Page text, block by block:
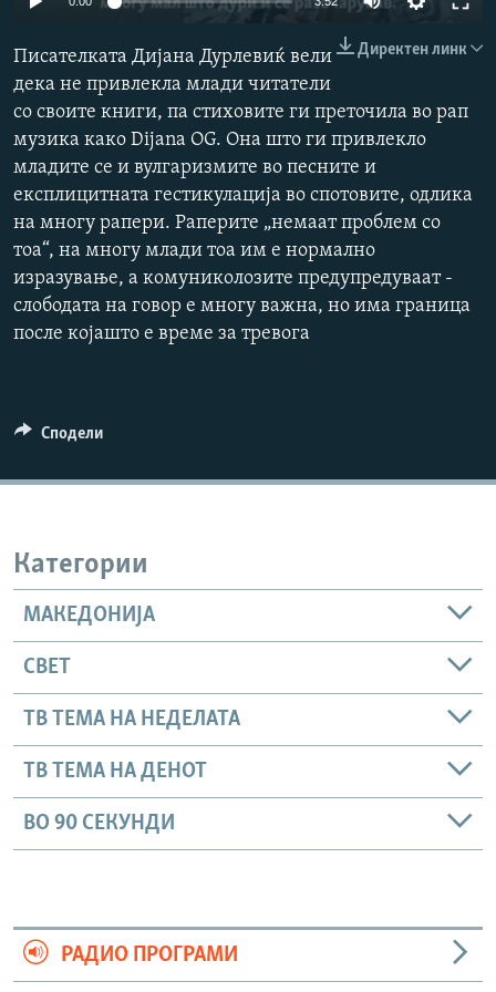
480p
1080p
Директен линк
Писателката Дијана Дурлевиќ вели
дека не привлекла млади читатели
со своите книги, па стиховите ги преточила во рап
музика како Dijana OG. Она што ги привлекло
младите се и вулгаризмите во песните и
експлицитната гестикулација во спотовите, одлика
на многу рапери. Раперите „немаат проблем со
тоа“, на многу млади тоа им е нормално
изразување, а комуниколозите предупредуваат -
слободата на говор е многу важна, но има граница
после којашто е време за тревога
Сподели
Категории
МАКЕДОНИЈА
СВЕТ
ТВ ТЕМА НА НЕДЕЛАТА
ТВ ТЕМА НА ДЕНОТ
ВО 90 СЕКУНДИ
РАДИО ПРОГРАМИ